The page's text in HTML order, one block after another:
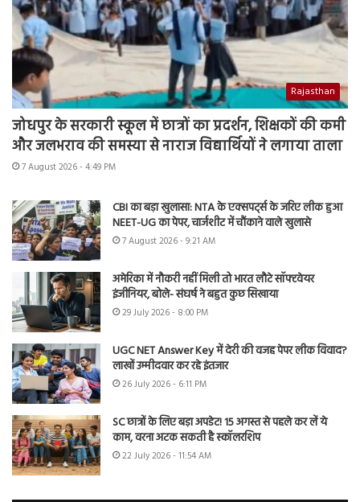
Rajasthan
जोधपुर के सरकारी स्कूल में छात्रों का प्रदर्शन, शिक्षकों की कमी
और जलभराव की समस्या से नाराज विद्यार्थियों ने लगाया ताला
7 August 2026 - 4:49 PM
CBI का बड़ा खुलासा: NTA के एक्सपर्ट्स के जरिए लीक हुआ
NEET-UG का पेपर, चार्जशीट में चौंकाने वाले खुलासे
7 August 2026 - 9:21 AM
अमेरिका में नौकरी नहीं मिली तो भारत लौटे सॉफ्टवेयर
इंजीनियर, बोले- संघर्ष ने बहुत कुछ सिखाया
29 July 2026 - 8:00 PM
UGC NET Answer Key में देरी की वजह पेपर लीक विवाद?
लाखों उम्मीदवार कर रहे इंतजार
26 July 2026 - 6:11 PM
SC छात्रों के लिए बड़ा अपडेट! 15 अगस्त से पहले कर लें ये
काम, वरना अटक सकती है स्कॉलरशिप
22 July 2026 - 11:54 AM